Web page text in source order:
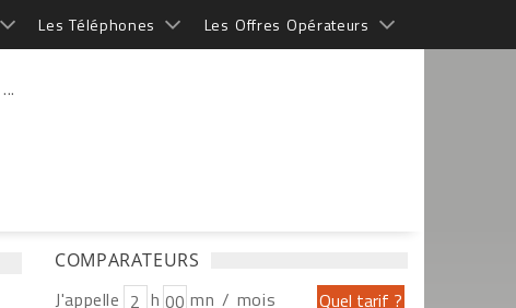
Les Téléphones Les Offres Opérateurs
...
COMPARATEURS
J'appelle h
mn / mois